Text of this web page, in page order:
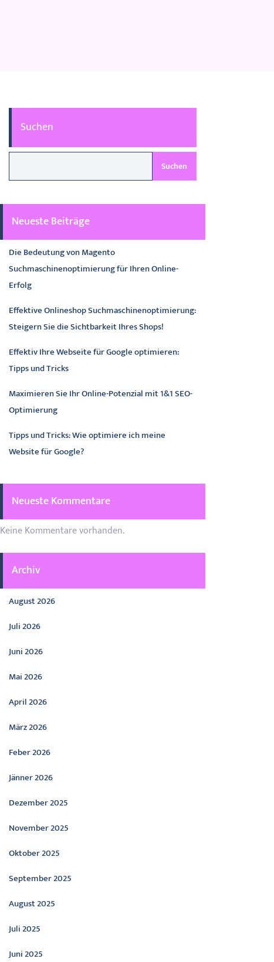
Suchen
Suchen
Neueste Beiträge
Die Bedeutung von Magento
Suchmaschinenoptimierung für Ihren Online-
Erfolg
Effektive Onlineshop Suchmaschinenoptimierung:
Steigern Sie die Sichtbarkeit Ihres Shops!
Effektiv Ihre Webseite für Google optimieren:
Tipps und Tricks
Maximieren Sie Ihr Online-Potenzial mit 1&1 SEO-
Optimierung
Tipps und Tricks: Wie optimiere ich meine
Website für Google?
Neueste Kommentare
Keine Kommentare vorhanden.
Archiv
August 2026
Juli 2026
Juni 2026
Mai 2026
April 2026
März 2026
Feber 2026
Jänner 2026
Dezember 2025
November 2025
Oktober 2025
September 2025
August 2025
Juli 2025
Juni 2025